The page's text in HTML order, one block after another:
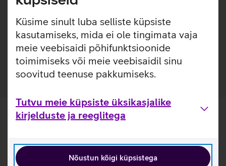
Küsime sinult luba selliste küpsiste
kasutamiseks, mida ei ole tingimata vaja
meie veebisaidi põhifunktsioonide
toimimiseks või meie veebisaidil sinu
soovitud teenuse pakkumiseks.
Tutvu meie küpsiste üksikasjalike
kirjelduste ja reeglitega
Nõustun kõigi küpsistega